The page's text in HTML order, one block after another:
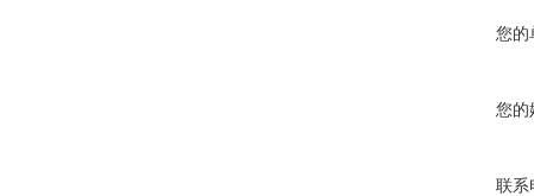
您的
您的
联系